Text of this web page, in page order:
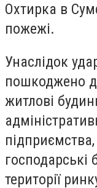
Охтирка в
пожежі.
Унаслідок
пошкоджено
житлові
господарські
території